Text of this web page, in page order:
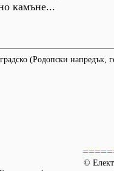
камъне...
(Родопски
©